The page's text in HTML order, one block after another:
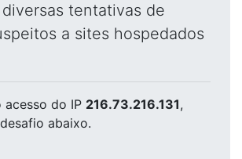
tentativas de
a sites hospedados
acesso do IP 216.73.216.131,
abaixo.